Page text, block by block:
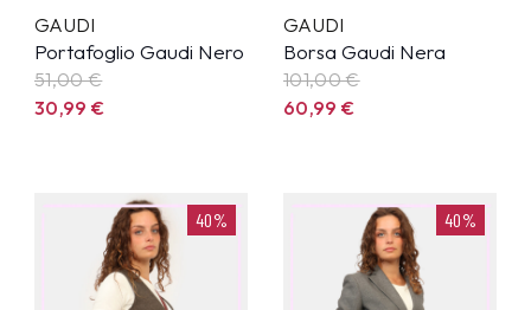
GAUDI
Portafoglio Gaudi Nero
51,00 €
30,99€
GAUDI
Borsa Gaudi Nera
101,00 €
60,99€
40% 40%